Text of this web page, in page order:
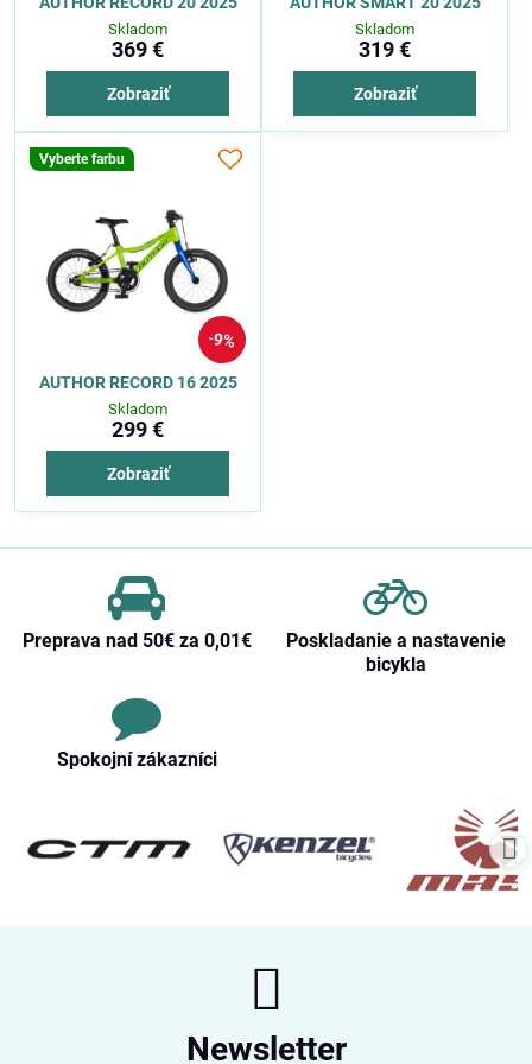
Skladom
369 €
Zobraziť
Skladom
319 €
Zobraziť
9%
Vyberte farbu
AUTHOR RECORD 16 2025
Skladom
299 €
Zobraziť
Preprava nad 50€ za 0,01€
Poskladanie a nastavenie
bicykla
Spokojní zákazníci
Newsletter